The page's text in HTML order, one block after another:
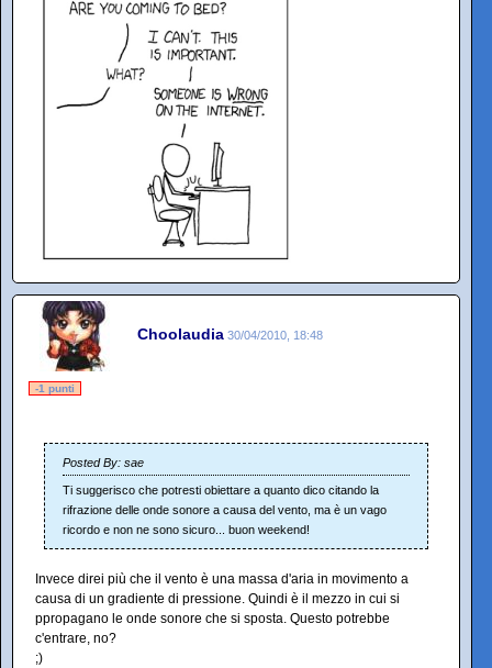
Choolaudia 30/04/2010, 18:48
-1 punti
Posted By: sae
Ti suggerisco che potresti obiettare a quanto dico citando la
rifrazione delle onde sonore a causa del vento, ma è un vago
ricordo e non ne sono sicuro... buon weekend!
Invece direi più che il vento è una massa d'aria in movimento a
causa di un gradiente di pressione. Quindi è il mezzo in cui si
ppropagano le onde sonore che si sposta. Questo potrebbe
c'entrare, no?
;)